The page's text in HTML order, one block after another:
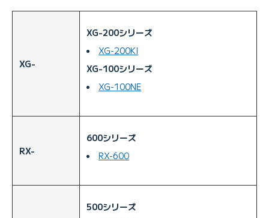
XG-
XG-200シリーズ
XG-200KI
XG-100シリーズ
XG-100NE
RX-
600シリーズ
RX-600
500シリーズ